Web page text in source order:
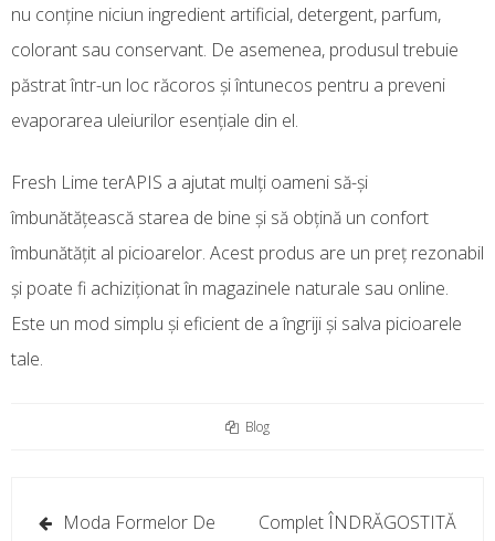
nu conține niciun ingredient artificial, detergent, parfum,
colorant sau conservant. De asemenea, produsul trebuie
păstrat într-un loc răcoros și întunecos pentru a preveni
evaporarea uleiurilor esențiale din el.
Fresh Lime terAPIS a ajutat mulți oameni să-și
îmbunătățească starea de bine și să obțină un confort
îmbunătățit al picioarelor. Acest produs are un preț rezonabil
și poate fi achiziționat în magazinele naturale sau online.
Este un mod simplu și eficient de a îngriji și salva picioarele
tale.
Blog
Navigare
Moda Formelor De
Complet ÎNDRĂGOSTITĂ